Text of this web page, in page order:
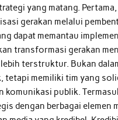
yang matang. Pertama,
gerakan melalui
dapat memantau
transformasi gerakan
terstruktur. Bukan
tetapi memiliki tim yang
komunikasi publik.
dengan berbagai elemen